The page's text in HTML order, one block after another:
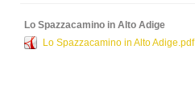
Lo Spazzacamino in Alto Adige
Lo Spazzacamino in Alto Adige.pdf